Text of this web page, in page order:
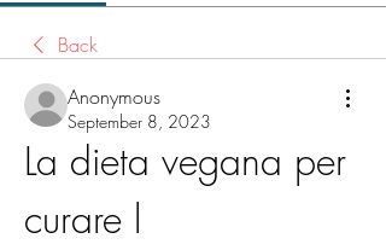
Back
Anonymous
September 8, 2023
La dieta vegana per
curare l